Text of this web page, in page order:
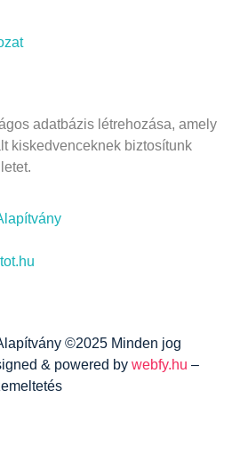
adatbázis létrehozása, amely
kiskedvenceknek biztosítunk
©2025 Minden jog
& powered by webfy.hu –